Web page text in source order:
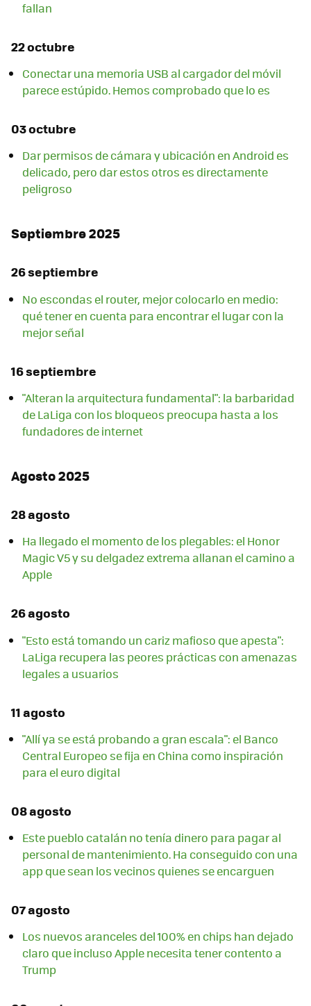
fallan
22 octubre
Conectar una memoria USB al cargador del móvil
parece estúpido. Hemos comprobado que lo es
03 octubre
Dar permisos de cámara y ubicación en Android es
delicado, pero dar estos otros es directamente
peligroso
Septiembre 2025
26 septiembre
No escondas el router, mejor colocarlo en medio:
qué tener en cuenta para encontrar el lugar con la
mejor señal
16 septiembre
"Alteran la arquitectura fundamental": la barbaridad
de LaLiga con los bloqueos preocupa hasta a los
fundadores de internet
Agosto 2025
28 agosto
Ha llegado el momento de los plegables: el Honor
Magic V5 y su delgadez extrema allanan el camino a
Apple
26 agosto
"Esto está tomando un cariz mafioso que apesta":
LaLiga recupera las peores prácticas con amenazas
legales a usuarios
11 agosto
"Allí ya se está probando a gran escala": el Banco
Central Europeo se fija en China como inspiración
para el euro digital
08 agosto
Este pueblo catalán no tenía dinero para pagar al
personal de mantenimiento. Ha conseguido con una
app que sean los vecinos quienes se encarguen
07 agosto
Los nuevos aranceles del 100% en chips han dejado
claro que incluso Apple necesita tener contento a
Trump